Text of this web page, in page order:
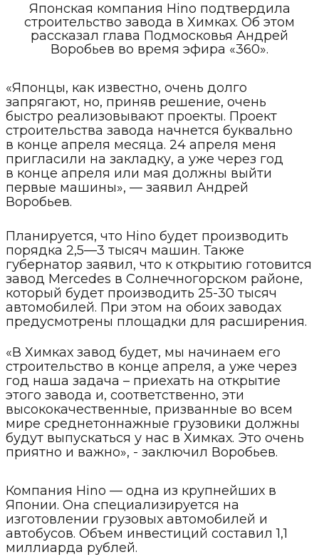
Японская компания Hino подтвердила
строительство завода в Химках. Об этом
рассказал глава Подмосковья Андрей
Воробьев во время эфира «360».
«Японцы, как известно, очень долго
запрягают, но, приняв решение, очень
быстро реализовывают проекты. Проект
строительства завода начнется буквально
в конце апреля месяца. 24 апреля меня
пригласили на закладку, а уже через год
в конце апреля или мая должны выйти
первые машины», — заявил Андрей
Воробьев.
Планируется, что Hino будет производить
порядка 2,5—3 тысяч машин. Также
губернатор заявил, что к открытию готовится
завод Mercedes в Солнечногорском районе,
который будет производить 25-30 тысяч
автомобилей. При этом на обоих заводах
предусмотрены площадки для расширения.
«В Химках завод будет, мы начинаем его
строительство в конце апреля, а уже через
год наша задача – приехать на открытие
этого завода и, соответственно, эти
высококачественные, призванные во всем
мире среднетоннажные грузовики должны
будут выпускаться у нас в Химках. Это очень
приятно и важно», - заключил Воробьев.
Компания Hino — одна из крупнейших в
Японии. Она специализируется на
изготовлении грузовых автомобилей и
автобусов. Объем инвестиций составил 1,1
миллиарда рублей.